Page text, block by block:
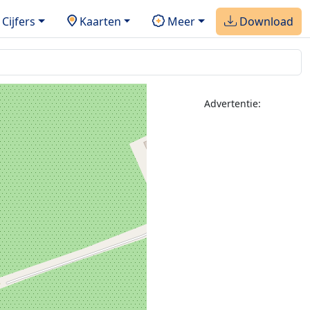
Cijfers Kaarten Meer Download
Advertentie: